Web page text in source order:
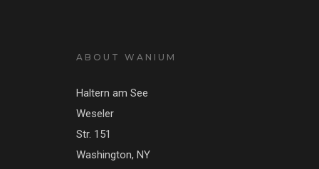
ABOUT WANIUM
Haltern am See
Weseler
Str. 151
Washington, NY